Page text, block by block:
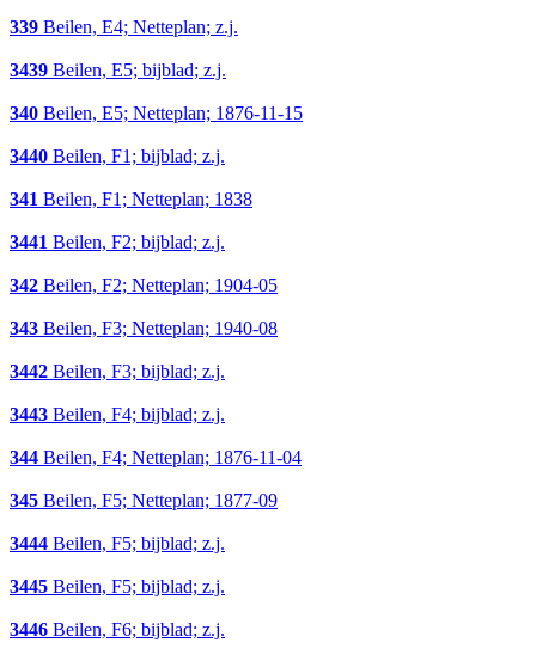
339 Beilen, E4; Netteplan; z.j.
3439 Beilen, E5; bijblad; z.j.
340 Beilen, E5; Netteplan; 1876-11-15
3440 Beilen, F1; bijblad; z.j.
341 Beilen, F1; Netteplan; 1838
3441 Beilen, F2; bijblad; z.j.
342 Beilen, F2; Netteplan; 1904-05
343 Beilen, F3; Netteplan; 1940-08
3442 Beilen, F3; bijblad; z.j.
3443 Beilen, F4; bijblad; z.j.
344 Beilen, F4; Netteplan; 1876-11-04
345 Beilen, F5; Netteplan; 1877-09
3444 Beilen, F5; bijblad; z.j.
3445 Beilen, F5; bijblad; z.j.
3446 Beilen, F6; bijblad; z.j.